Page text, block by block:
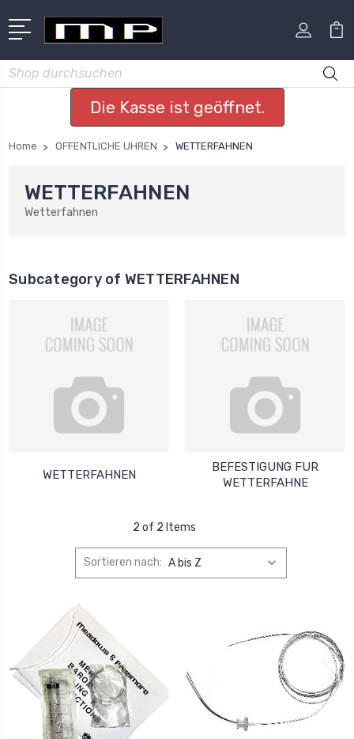
Suchen
Die Kasse ist geöffnet.
Home OFFENTLICHE UHREN WETTERFAHNEN
WETTERFAHNEN
Wetterfahnen
Subcategory of WETTERFAHNEN
WETTERFAHNEN
BEFESTIGUNG FUR
WETTERFAHNE
2 of 2 Items
Sortieren nach: